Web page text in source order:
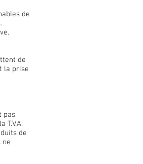
de
de
la prise
pas
T.V.A.
de
ne